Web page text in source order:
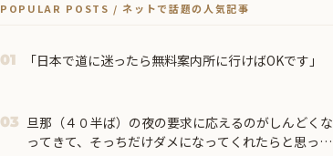
POPULAR POSTS / ネットで話題の人気記事
01 「日本で道に迷ったら無料案内所に行けばOKです」
03
旦那（４０半ば）の夜の要求に応えるのがしんどくな
ってきて、そっちだけダメになってくれたらと思って